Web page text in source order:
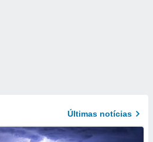
Últimas notícias